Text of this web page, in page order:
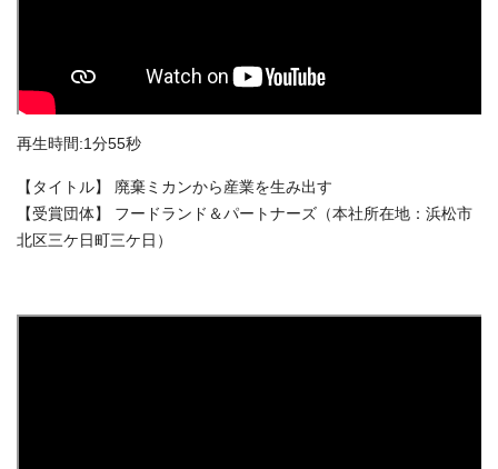
再生時間:1分55秒
【タイトル】 廃棄ミカンから産業を生み出す
【受賞団体】 フードランド＆パートナーズ（本社所在地：浜松市
北区三ケ日町三ケ日）